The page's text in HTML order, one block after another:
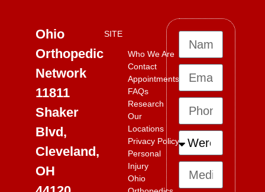
Ohio
Orthopedic
Network
11811
Shaker
Blvd,
Cleveland,
OH
SITE
Who We Are
Contact
Appointments
FAQs
Research
Our
Locations
Privacy Policy
Personal
Injury
Ohio